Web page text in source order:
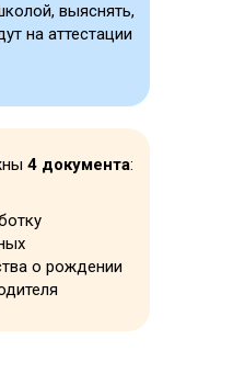
выяснять,
на аттестации
4 документа:
о рождении